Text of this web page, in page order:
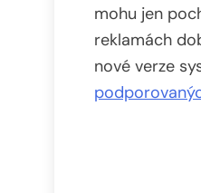
mohu jen
reklamách
nové verze